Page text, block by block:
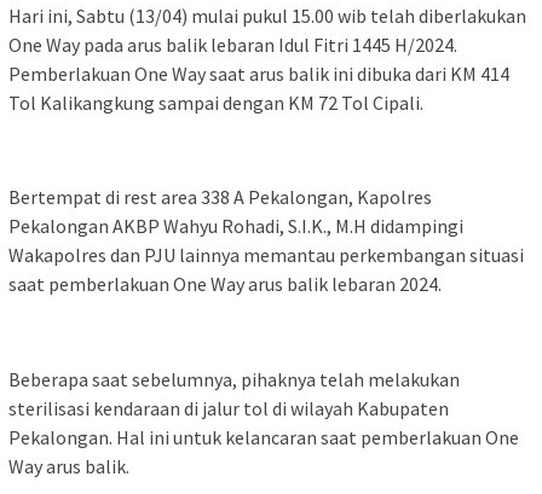
Hari ini, Sabtu (13/04) mulai pukul 15.00 wib telah diberlakukan
One Way pada arus balik lebaran Idul Fitri 1445 H/2024.
Pemberlakuan One Way saat arus balik ini dibuka dari KM 414
Tol Kalikangkung sampai dengan KM 72 Tol Cipali.
Bertempat di rest area 338 A Pekalongan, Kapolres
Pekalongan AKBP Wahyu Rohadi, S.I.K., M.H didampingi
Wakapolres dan PJU lainnya memantau perkembangan situasi
saat pemberlakuan One Way arus balik lebaran 2024.
Beberapa saat sebelumnya, pihaknya telah melakukan
sterilisasi kendaraan di jalur tol di wilayah Kabupaten
Pekalongan. Hal ini untuk kelancaran saat pemberlakuan One
Way arus balik.